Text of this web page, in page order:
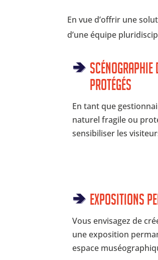
En vue d’offrir une
d’une équipe
Scénographie
protégés
En tant que
naturel fragile ou
sensibiliser les
Expositions
Vous envisagez de
une exposition
espace